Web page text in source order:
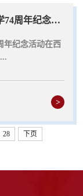
校友办、教育基金会举行1950级校友入学74周年纪念活动
年纪念活动在西
>
28 下页